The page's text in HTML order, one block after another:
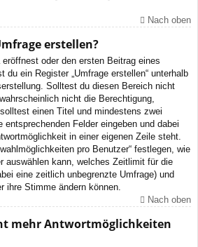
Nach oben
erstellen?
oder den ersten Beitrag eines
du ein Register „Umfrage erstellen“ unterhalb
Solltest du diesen Bereich nicht
nicht die Berechtigung,
einen Titel und mindestens zwei
Felder eingeben und dabei
in einer eigenen Zeile steht.
pro Benutzer“ festlegen, wie
auswählen kann, welches Zeitlimit für die
eine zeitlich unbegrenzte Umfrage) und
ihre Stimme ändern können.
Nach oben
mehr Antwortmöglichkeiten